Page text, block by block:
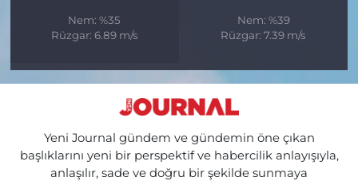
Nem: %35
Rüzgar: 6.89 m/s
Nem: %39
Rüzgar: 7.39 m/s
Yeni Journal gündem ve gündemin öne çıkan
başlıklarını yeni bir perspektif ve habercilik anlayışıyla,
anlaşılır, sade ve doğru bir şekilde sunmaya